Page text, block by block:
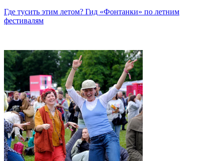
Где тусить этим летом? Гид «Фонтанки» по летним
фестивалям